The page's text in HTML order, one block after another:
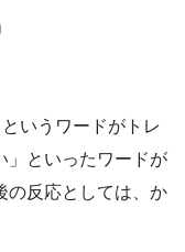
いうワードがトレ
」といったワードが
の反応としては、か